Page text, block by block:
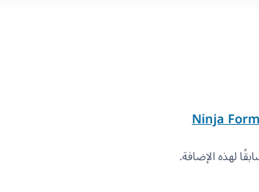
Ninja
لهذه الإضافة.